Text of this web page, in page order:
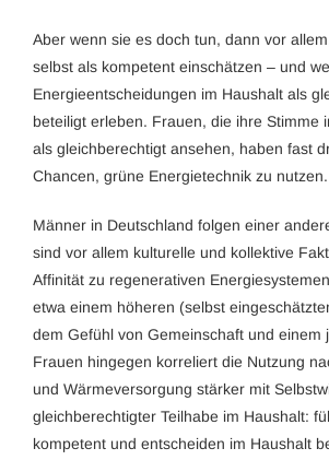
Aber wenn sie es doch tun, dann vor
selbst als kompetent einschätzen – und
Energieentscheidungen im Haushalt als
beteiligt erleben. Frauen, die ihre Stimme
als gleichberechtigt ansehen, haben fast
Chancen, grüne Energietechnik zu nutzen.
Männer in Deutschland folgen einer
sind vor allem kulturelle und kollektive
Affinität zu regenerativen
etwa einem höheren (selbst
dem Gefühl von Gemeinschaft und einem
Frauen hingegen korreliert die Nutzung
und Wärmeversorgung stärker mit
gleichberechtigter Teilhabe im Haushalt:
kompetent und entscheiden im Haushalt